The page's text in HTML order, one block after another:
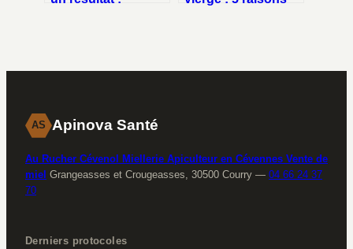
AS Apinova Santé
Au Rucher Cévenol Miellerie Apiculteur en Cévennes Vente de
miel Grangeasses et Crougeasses, 30500 Courry — 04 66 24 37
70
Derniers protocoles